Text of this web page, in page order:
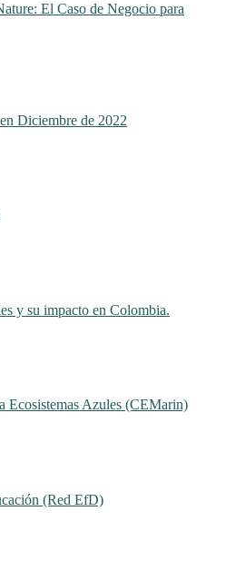
El Caso de Negocio para
Diciembre de 2022
y su impacto en Colombia.
Ecosistemas Azules (CEMarin)
(Red EfD)